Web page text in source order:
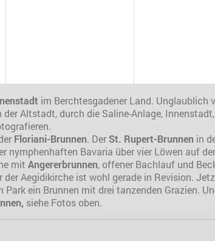
im Berchtesgadener Land. Unglaublich
der Altstadt, durch die Saline-Anlage,
Floriani-Brunnen. DerSt. Rupert-Brunnen in
nymphenhaften Bavaria über vier Löwen auf
mit Angererbrunnen, offener Bachlauf und
der Aegidikirche ist wohl gerade in Revision.
ein Brunnen mit drei tanzenden Grazien.
siehe Fotos oben.